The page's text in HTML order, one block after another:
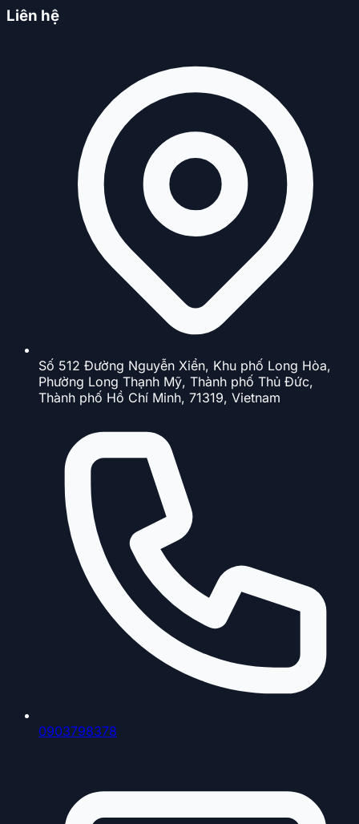
Liên hệ
Số 512 Đường Nguyễn Xiển, Khu phố Long Hòa,
Phường Long Thạnh Mỹ, Thành phố Thủ Đức,
Thành phố Hồ Chí Minh, 71319, Vietnam
0903798378